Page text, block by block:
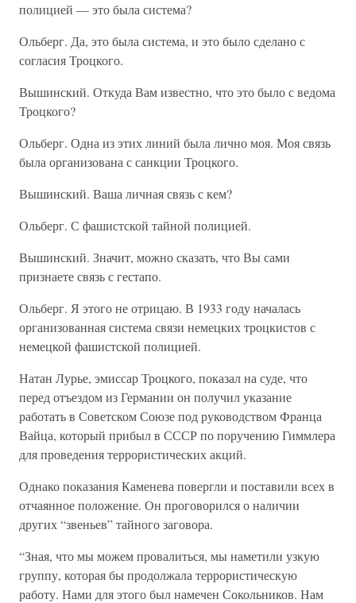
полицией — это была система?
Ольберг. Да, это была система, и это было сделано с
согласия Троцкого.
Вышинский. Откуда Вам известно, что это было с ведома
Троцкого?
Ольберг. Одна из этих линий была лично моя. Моя связь
была организована с санкции Троцкого.
Вышинский. Ваша личная связь с кем?
Ольберг. С фашистской тайной полицией.
Вышинский. Значит, можно сказать, что Вы сами
признаете связь с гестапо.
Ольберг. Я этого не отрицаю. В 1933 году началась
организованная система связи немецких троцкистов с
немецкой фашистской полицией.
Натан Лурье, эмиссар Троцкого, показал на суде, что
перед отъездом из Германии он получил указание
работать в Советском Союзе под руководством Франца
Вайца, который прибыл в СССР по поручению Гиммлера
для проведения террористических акций.
Однако показания Каменева повергли и поставили всех в
отчаянное положение. Он проговорился о наличии
других “звеньев” тайного заговора.
“Зная, что мы можем провалиться, мы наметили узкую
группу, которая бы продолжала террористическую
работу. Нами для этого был намечен Сокольников. Нам